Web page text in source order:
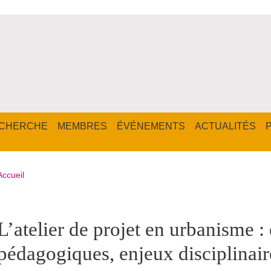
MEMBRES ÉVÉNEMENTS ACTUALITÉS
d'Ariane
Sidebarde projet en urbanisme :
enjeux